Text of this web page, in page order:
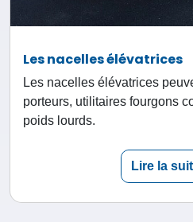
Les nacelles élévatrices
Les nacelles élévatrices
porteurs, utilitaires fourgons
poids lourds.
Lire la